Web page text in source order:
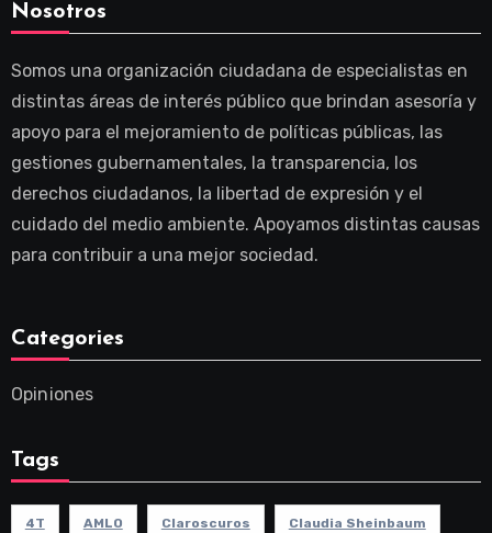
Nosotros
Somos una organización ciudadana de especialistas en
distintas áreas de interés público que brindan asesoría y
apoyo para el mejoramiento de políticas públicas, las
gestiones gubernamentales, la transparencia, los
derechos ciudadanos, la libertad de expresión y el
cuidado del medio ambiente. Apoyamos distintas causas
para contribuir a una mejor sociedad.
Categories
Opiniones
Tags
4T AMLO Claroscuros Claudia Sheinbaum